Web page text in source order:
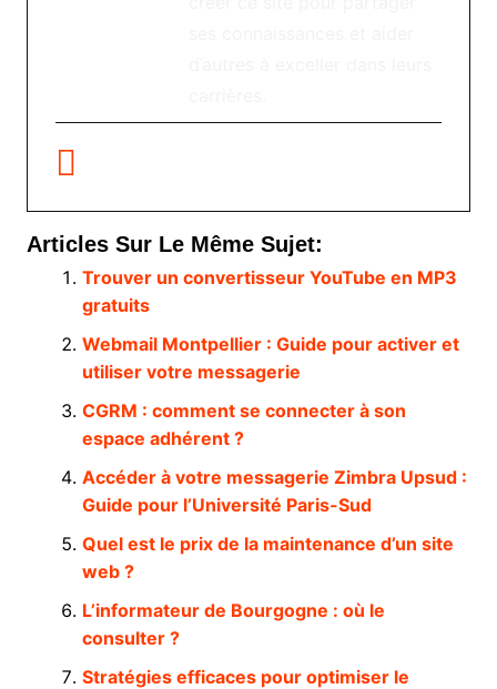
Articles Sur Le Même Sujet:
Trouver un convertisseur YouTube en MP3
gratuits
Webmail Montpellier : Guide pour activer et
utiliser votre messagerie
CGRM : comment se connecter à son
espace adhérent ?
Accéder à votre messagerie Zimbra Upsud :
Guide pour l’Université Paris-Sud
Quel est le prix de la maintenance d’un site
web ?
L’informateur de Bourgogne : où le
consulter ?
Stratégies efficaces pour optimiser le